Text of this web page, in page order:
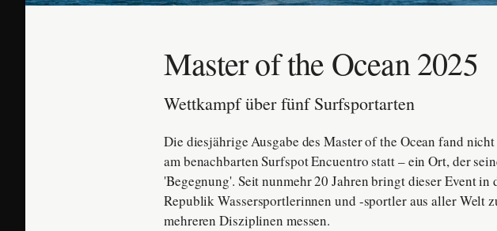
Master of the Ocean 2025
Wettkampf über fünf Surfsportarten
Die diesjährige Ausgabe des Master of the Ocean fand
am benachbarten Surfspot Encuentro statt – ein Ort, der
'Begegnung'. Seit nunmehr 20 Jahren bringt dieser Event
Republik Wassersportlerinnen und -sportler aus aller Welt
mehreren Disziplinen messen.